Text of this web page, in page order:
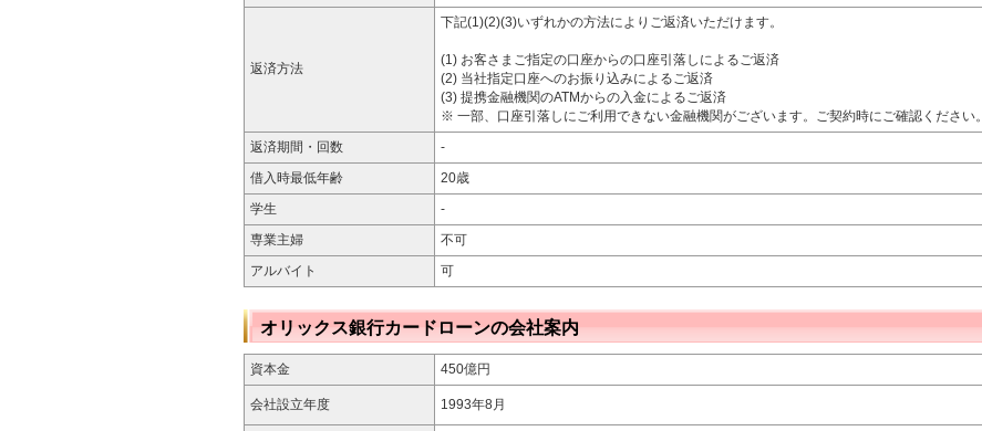
返済方法
下記(1)(2)(3)いずれかの方法によりご返済いただけます。
(1) お客さまご指定の口座からの口座引落しによるご返済
(2) 当社指定口座へのお振り込みによるご返済
(3) 提携金融機関のATMからの入金によるご返済
※ 一部、口座引落しにご利用できない金融機関がございます。ご契約時にご確認ください。
返済期間・回数
-
借入時最低年齢
20歳
学生
-
専業主婦
不可
アルバイト
可
オリックス銀行カードローンの会社案内
資本金 450億円
会社設立年度 1993年8月